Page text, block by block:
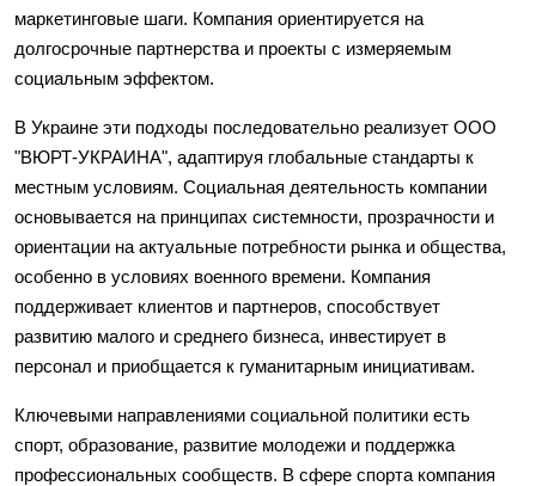
маркетинговые шаги. Компания ориентируется на
долгосрочные партнерства и проекты с измеряемым
социальным эффектом.
В Украине эти подходы последовательно реализует ООО
"ВЮРТ-УКРАИНА", адаптируя глобальные стандарты к
местным условиям. Социальная деятельность компании
основывается на принципах системности, прозрачности и
ориентации на актуальные потребности рынка и общества,
особенно в условиях военного времени. Компания
поддерживает клиентов и партнеров, способствует
развитию малого и среднего бизнеса, инвестирует в
персонал и приобщается к гуманитарным инициативам.
Ключевыми направлениями социальной политики есть
спорт, образование, развитие молодежи и поддержка
профессиональных сообществ. В сфере спорта компания